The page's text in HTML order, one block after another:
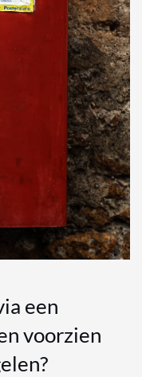
een
voorzien